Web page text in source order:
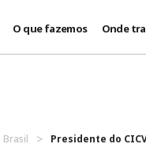
O que fazemos Onde
Brasil Presidente do